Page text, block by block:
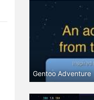
Gentoo Adventure